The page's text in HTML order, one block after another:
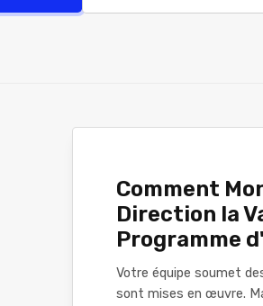
Comment
Direction la
Programme
Votre équipe soumet
sont mises en œuvre.